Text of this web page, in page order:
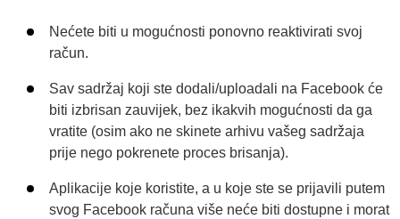
Nećete biti u mogućnosti ponovno reaktivirati svoj
račun.
Sav sadržaj koji ste dodali/uploadali na Facebook će
biti izbrisan zauvijek, bez ikakvih mogućnosti da ga
vratite (osim ako ne skinete arhivu vašeg sadržaja
prije nego pokrenete proces brisanja).
Aplikacije koje koristite, a u koje ste se prijavili putem
svog Facebook računa više neće biti dostupne i morat